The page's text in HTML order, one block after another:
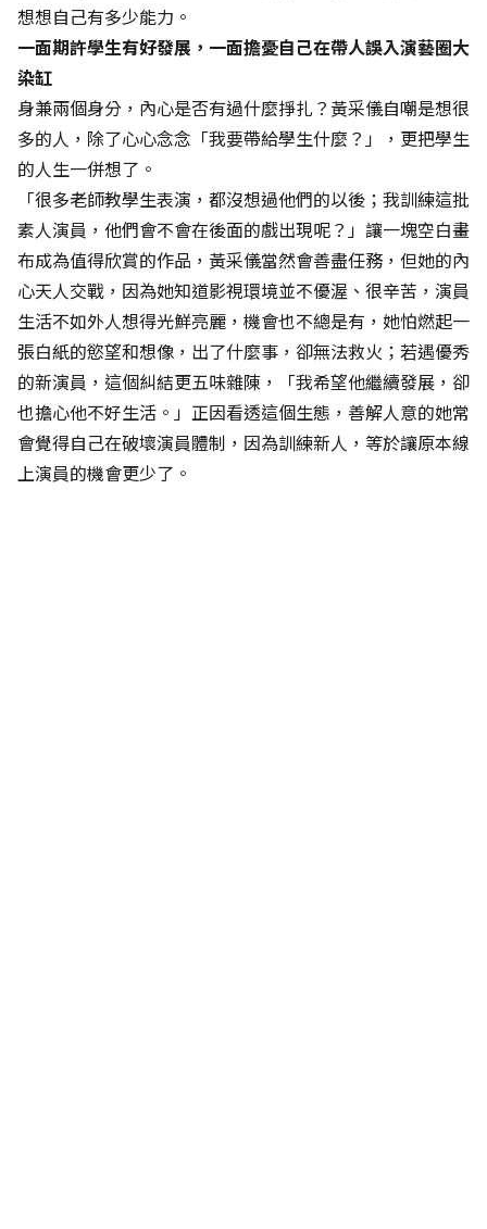
想想自己有多少能力。
一面期許學生有好發展，一面擔憂自己在帶人誤入演藝圈大
染缸
身兼兩個身分，內心是否有過什麼掙扎？黃采儀自嘲是想很
多的人，除了心心念念「我要帶給學生什麼？」，更把學生
的人生一併想了。
「很多老師教學生表演，都沒想過他們的以後；我訓練這批
素人演員，他們會不會在後面的戲出現呢？」讓一塊空白畫
布成為值得欣賞的作品，黃采儀當然會善盡任務，但她的內
心天人交戰，因為她知道影視環境並不優渥、很辛苦，演員
生活不如外人想得光鮮亮麗，機會也不總是有，她怕燃起一
張白紙的慾望和想像，出了什麼事，卻無法救火；若遇優秀
的新演員，這個糾結更五味雜陳，「我希望他繼續發展，卻
也擔心他不好生活。」正因看透這個生態，善解人意的她常
會覺得自己在破壞演員體制，因為訓練新人，等於讓原本線
上演員的機會更少了。